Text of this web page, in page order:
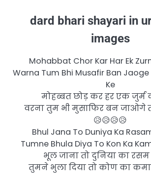
dard bhari shayari in
images
Mohabbat Chor Kar Har Ek
Warna Tum Bhi Musafir Ban
Ke
मोहब्बत छोड़ कर हर एक जुर्म
वरना तुम भी मुसाफिर बन जाओगे
😥😥😥😥
Bhul Jana To Duniya Ka
Tumne Bhula Diya To Kon Ka
भूल जाना तो दुनिया का रसम
तुमने भुला दिया तो कोण का